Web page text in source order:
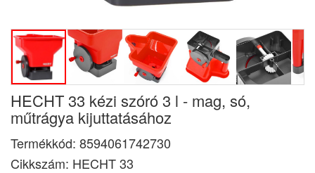
HECHT 33 kézi szóró 3 l - mag, só,
műtrágya kijuttatásához
Termékkód: 8594061742730
Cikkszám: HECHT 33